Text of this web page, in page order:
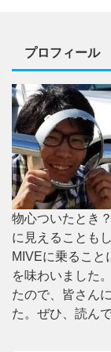
プロフィール
物心ついたとき
に見えることも
MIVEに乗ること
を味わいました
たので、皆さん
た。ぜひ、読ん